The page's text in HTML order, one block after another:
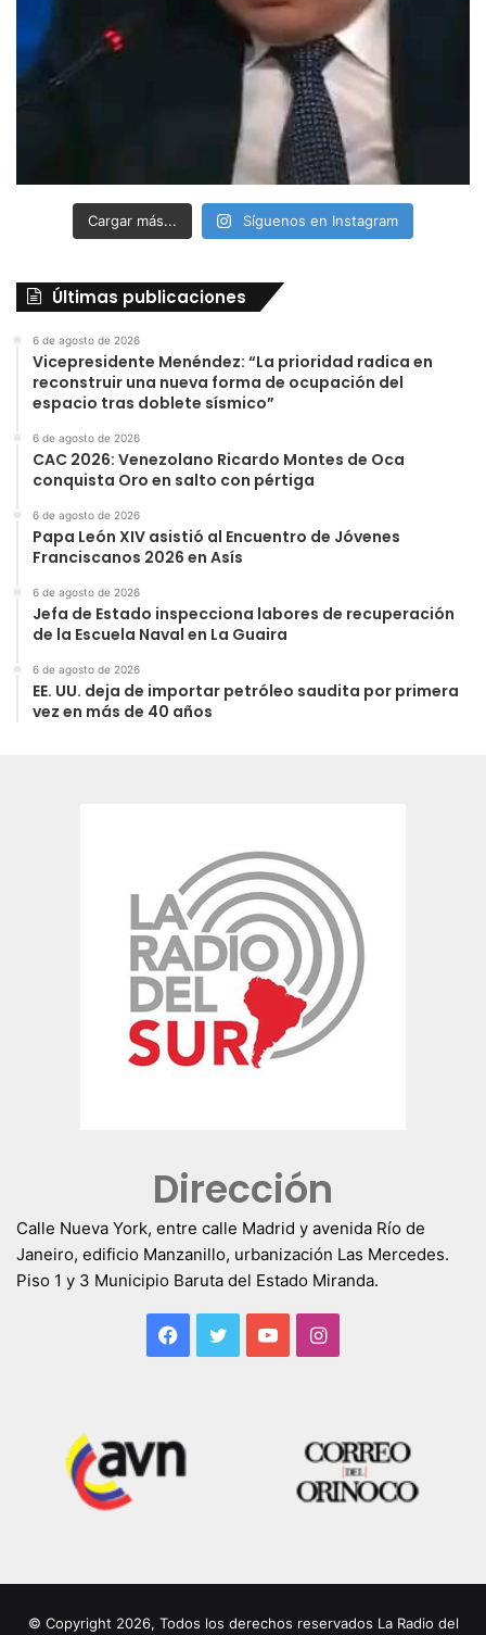
Cargar más... Síguenos en Instagram
Últimas publicaciones
6 de agosto de 2026
Vicepresidente Menéndez: “La prioridad radica en
reconstruir una nueva forma de ocupación del
espacio tras doblete sísmico”
6 de agosto de 2026
CAC 2026: Venezolano Ricardo Montes de Oca
conquista Oro en salto con pértiga
6 de agosto de 2026
Papa León XIV asistió al Encuentro de Jóvenes
Franciscanos 2026 en Asís
6 de agosto de 2026
Jefa de Estado inspecciona labores de recuperación
de la Escuela Naval en La Guaira
6 de agosto de 2026
EE. UU. deja de importar petróleo saudita por primera
vez en más de 40 años
Dirección
Calle Nueva York, entre calle Madrid y avenida Río de
Janeiro, edificio Manzanillo, urbanización Las Mercedes.
Piso 1 y 3 Municipio Baruta del Estado Miranda.
Facebook
TwitterYouTubeInstagram
© Copyright 2026, Todos los derechos reservados La Radio del